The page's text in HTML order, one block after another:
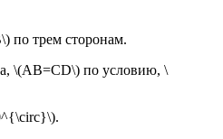
по трем сторонам.
\(AB=CD\) по условию, \